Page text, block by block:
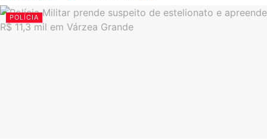
POLÍCIA